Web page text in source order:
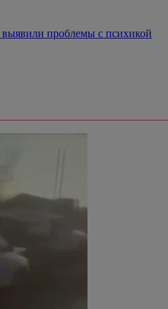
выявили проблемы с психикой